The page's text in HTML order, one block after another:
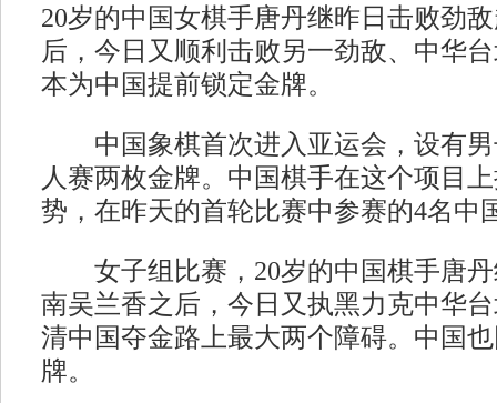
20岁的中国女棋手唐丹继昨日击败劲
后，今日又顺利击败另一劲敌、中华
本为中国提前锁定金牌。
中国象棋首次进入亚运会，设有男
人赛两枚金牌。中国棋手在这个项目
势，在昨天的首轮比赛中参赛的4名中
女子组比赛，20岁的中国棋手唐丹
南吴兰香之后，今日又执黑力克中华
清中国夺金路上最大两个障碍。中国
牌。